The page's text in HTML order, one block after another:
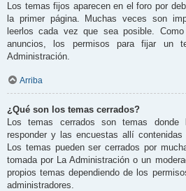
Los temas fijos aparecen en el foro por
la primer página. Muchas veces son
leerlos cada vez que sea posible.
anuncios, los permisos para fijar un
Administración.
Arriba
¿Qué son los temas cerrados?
Los temas cerrados son temas
responder y las encuestas allí contenidas
Los temas pueden ser cerrados por
tomada por La Administración o un
propios temas dependiendo de los
administradores.